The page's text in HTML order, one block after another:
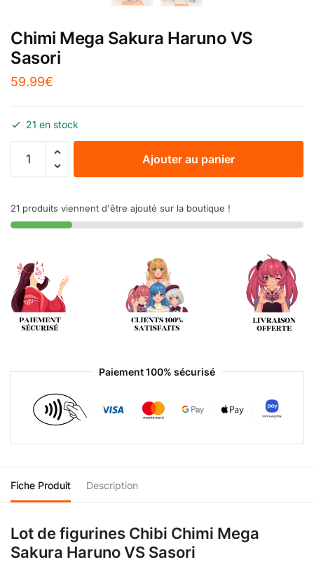
Chimi Mega Sakura Haruno VS
Sasori
59.99€
21 en stock
Ajouter au panier
21 produits viennent d'être ajouté sur la boutique !
Paiement 100% sécurisé
Fiche Produit Description
Lot de figurines Chibi Chimi Mega
Sakura Haruno VS Sasori